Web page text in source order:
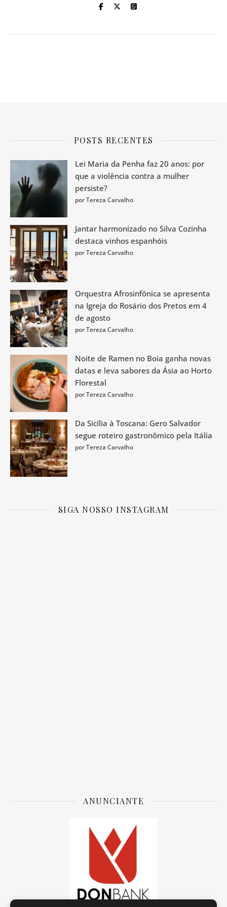
POSTS RECENTES
Lei Maria da Penha faz 20 anos: por
que a violência contra a mulher
persiste?
por Tereza Carvalho
Jantar harmonizado no Silva Cozinha
destaca vinhos espanhóis
por Tereza Carvalho
Orquestra Afrosinfônica se apresenta
na Igreja do Rosário dos Pretos em 4
de agosto
por Tereza Carvalho
Noite de Ramen no Boia ganha novas
datas e leva sabores da Ásia ao Horto
Florestal
por Tereza Carvalho
Da Sicília à Toscana: Gero Salvador
segue roteiro gastronômico pela Itália
por Tereza Carvalho
SIGA NOSSO INSTAGRAM
ANUNCIANTE